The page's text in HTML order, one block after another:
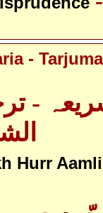
-
-
Hurr Aamli